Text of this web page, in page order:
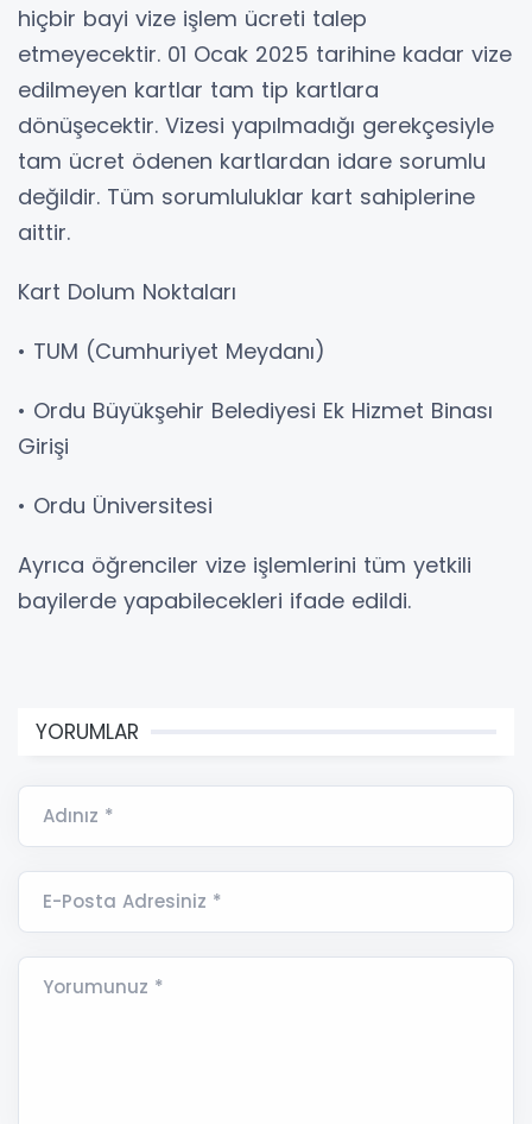
hiçbir bayi vize işlem ücreti talep
etmeyecektir. 01 Ocak 2025 tarihine kadar vize
edilmeyen kartlar tam tip kartlara
dönüşecektir. Vizesi yapılmadığı gerekçesiyle
tam ücret ödenen kartlardan idare sorumlu
değildir. Tüm sorumluluklar kart sahiplerine
aittir.
Kart Dolum Noktaları
• TUM (Cumhuriyet Meydanı)
• Ordu Büyükşehir Belediyesi Ek Hizmet Binası
Girişi
• Ordu Üniversitesi
Ayrıca öğrenciler vize işlemlerini tüm yetkili
bayilerde yapabilecekleri ifade edildi.
YORUMLAR
Adınız *
E-Posta Adresiniz *
Yorumunuz *